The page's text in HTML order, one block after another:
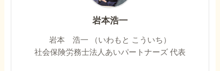
岩本浩一
岩本 浩一 （いわもと こういち）
社会保険労務士法人あいパートナーズ 代表